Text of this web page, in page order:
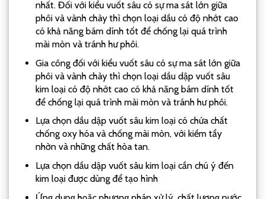
nhất. Đối với kiểu vuốt sâu có sự ma sát lớn giữa
phôi và vành chày thì chọn loại dầu có độ nhớt cao
có khả năng bám dính tốt để chống lại quá trình
mài mòn và tránh hư phôi.
Gia công đối với kiểu vuốt sâu có sự ma sát lớn giữa
phôi và vành chày thì chọn loại dầu dập vuốt sâu
kim loại có độ nhớt cao có khả năng bám dính tốt
để chống lại quá trình mài mòn và tránh hư phôi.
Lựa chọn dầu dập vuốt sâu kim loại có chứa chất
chống oxy hóa và chống mài mòn, với kiềm tẩy
nhờn và những chất hòa tan.
Lựa chọn dầu dập vuốt sâu kim loại cần chú ý đến
kim loại được dùng để tạo hình